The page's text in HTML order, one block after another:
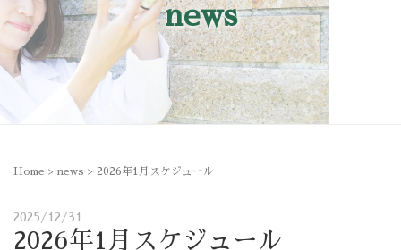
news
Home > news > 2026年1月スケジュール
2025/12/31
2026年1月スケジュール